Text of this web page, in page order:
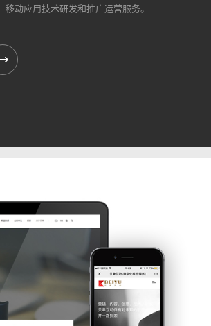
移动应用技术研发和推广运营服务。